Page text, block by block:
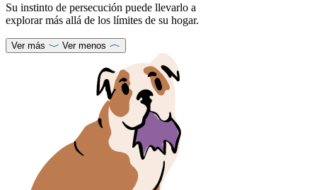
Su instinto de persecución puede llevarlo a
explorar más allá de los límites de su hogar.
Ver más Ver menos